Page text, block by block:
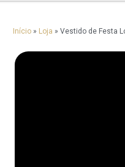
Início » Loja » Vestido de Festa